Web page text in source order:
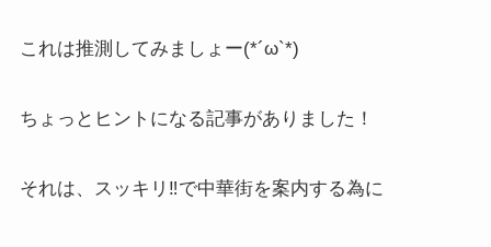
これは推測してみましょー(*´ω`*)
ちょっとヒントになる記事がありました！
それは、スッキリ‼で中華街を案内する為に